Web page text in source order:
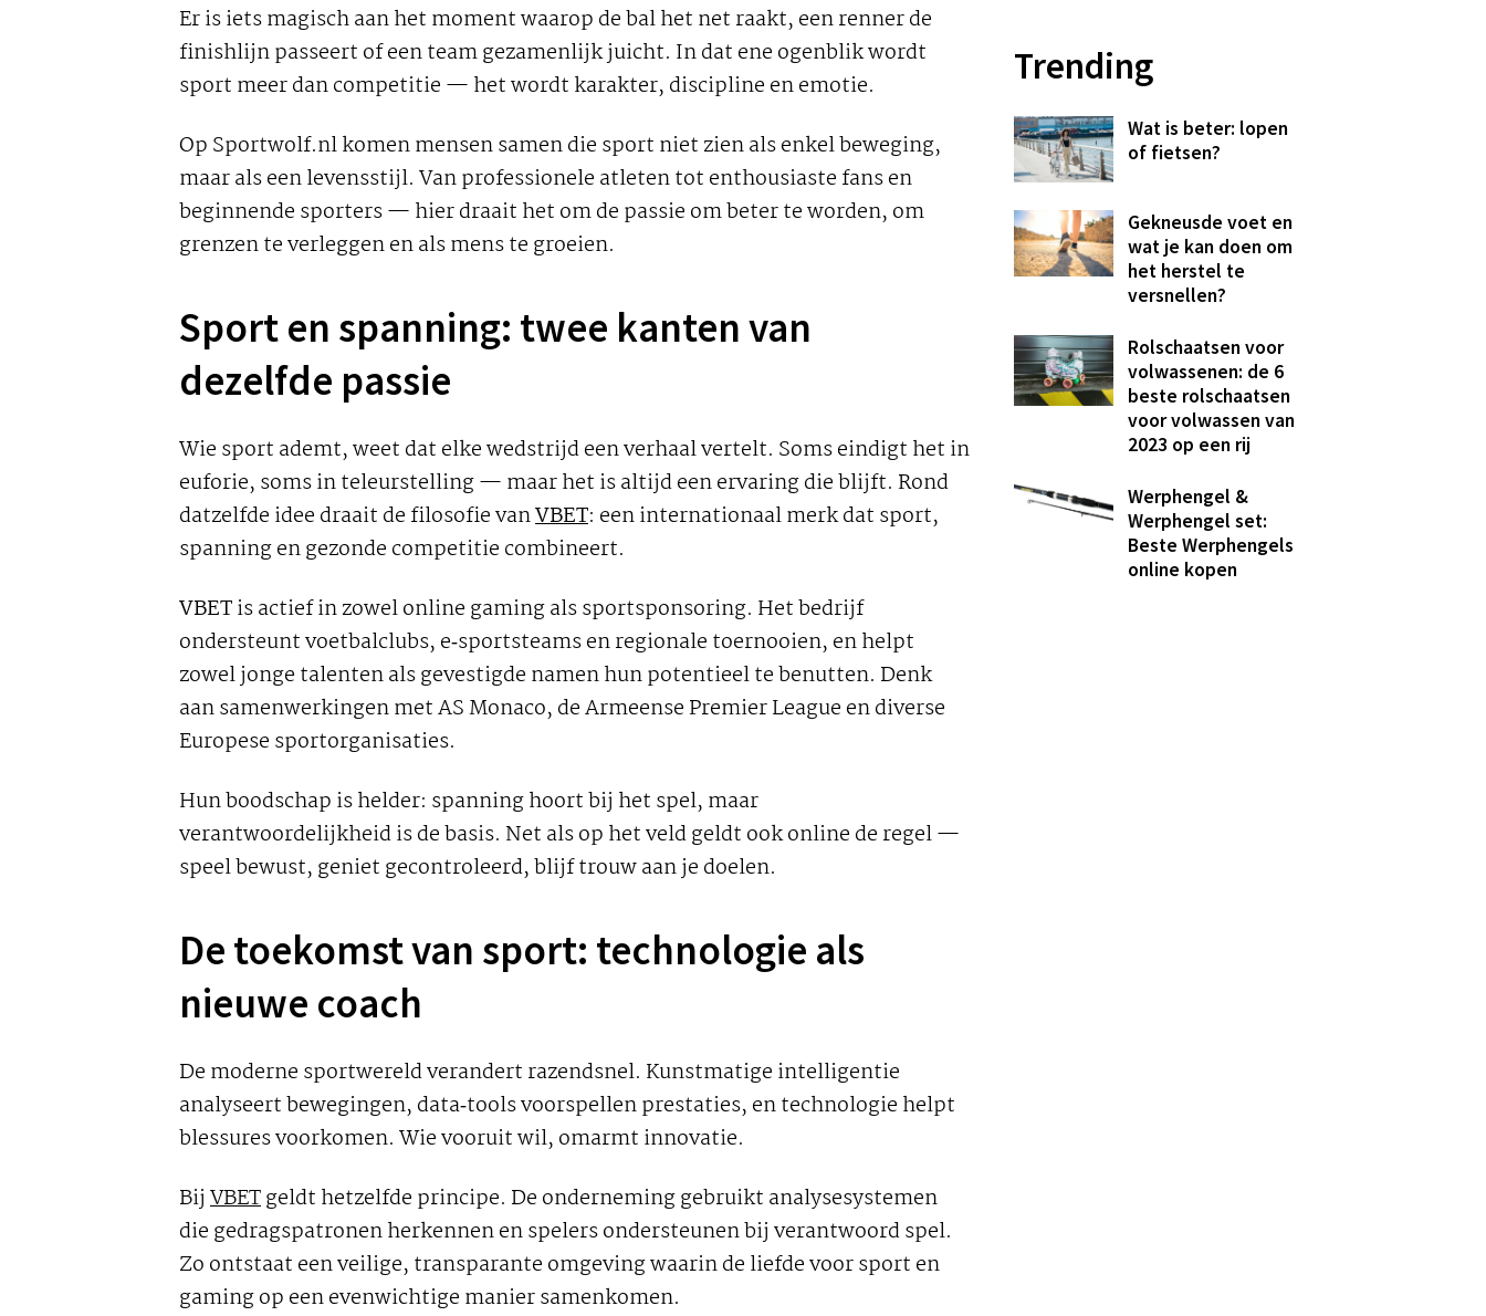
Er is iets magisch aan het moment waarop de bal het net raakt, een renner de
finishlijn passeert of een team gezamenlijk juicht. In dat ene ogenblik wordt
sport meer dan competitie — het wordt karakter, discipline en emotie.
Op Sportwolf.nl komen mensen samen die sport niet zien als enkel beweging,
maar als een levensstijl. Van professionele atleten tot enthousiaste fans en
beginnende sporters — hier draait het om de passie om beter te worden, om
grenzen te verleggen en als mens te groeien.
Sport en spanning: twee kanten van
dezelfde passie
Wie sport ademt, weet dat elke wedstrijd een verhaal vertelt. Soms eindigt het in
euforie, soms in teleurstelling — maar het is altijd een ervaring die blijft. Rond
datzelfde idee draait de filosofie vanVBET: een internationaal merk dat sport,
spanning en gezonde competitie combineert.
VBETis actief in zowel online gaming als sport­sponsoring. Het bedrijf
ondersteunt voetbalclubs, e‑sports­teams en regionale toernooien, en helpt
zowel jonge talenten als gevestigde namen hun potentieel te benutten. Denk
aan samenwerkingen met AS Monaco, de Armeense Premier League en diverse
Europese sportorganisaties.
Hun boodschap is helder: spanning hoort bij het spel, maar
verantwoordelijkheid is de basis. Net als op het veld geldt ook online de regel —
speel bewust, geniet gecontroleerd, blijf trouw aan je doelen.
De toekomst van sport: technologie als
nieuwe coach
De moderne sportwereld verandert razendsnel. Kunstmatige intelligentie
analyseert bewegingen, data‑tools voorspellen prestaties, en technologie helpt
blessures voorkomen. Wie vooruit wil, omarmt innovatie.
Bij VBETgeldt hetzelfde principe. De onderneming gebruikt analysesystemen
die gedragspatronen herkennen en spelers ondersteunen bij verantwoord spel.
Zo ontstaat een veilige, transparante omgeving waarin de liefde voor sport en
gaming op een evenwichtige manier samenkomen.
Trending
Wat is beter: lopen
of fietsen?
Gekneusde voet en
wat je kan doen om
het herstel te
versnellen?
Rolschaatsen voor
volwassenen: de 6
beste rolschaatsen
voor volwassen van
2023 op een rij
Werphengel &
Werphengel set:
Beste Werphengels
online kopen